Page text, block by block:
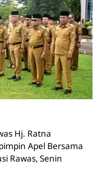
Hj. Ratna
Apel Bersama
Rawas, Senin